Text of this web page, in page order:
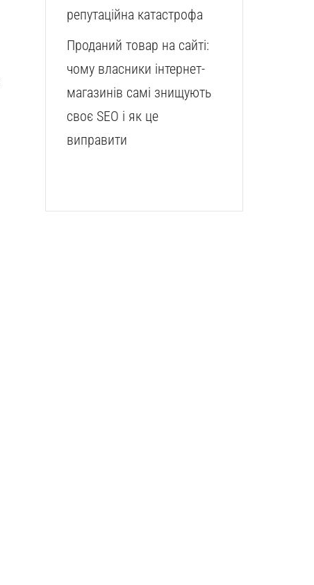
репутаційна катастрофа
Проданий товар на сайті:
чому власники інтернет-
магазинів самі знищують
своє SEO і як це
виправити